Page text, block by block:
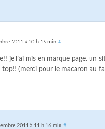
2011 à 10 h 15 min #
je l’ai mis en marque page. un
(merci pour le macaron au
2011 à 11 h 16 min #